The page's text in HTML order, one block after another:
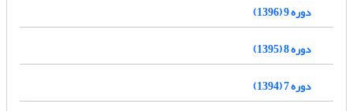
دوره 9 (1396)
دوره 8 (1395)
دوره 7 (1394)